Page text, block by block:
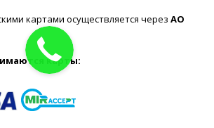
картами осуществляется черезАО
карты: